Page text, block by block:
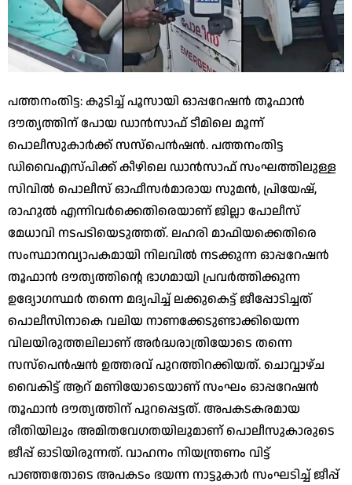
പത്തനംതിട്ട: കുടിച്ച് പൂസായി ഓപ്പറേഷന്‍ തൂഫാന്‍
ദൗത്യത്തിന് പോയ ഡാന്‍സാഫ് ടീമിലെ മൂന്ന്
പൊലീസുകാര്‍ക്ക് സസ്‌പെന്‍ഷന്‍. പത്തനംതിട്ട
ഡിവൈഎസ്പിക്ക് കീഴിലെ ഡാന്‍സാഫ് സംഘത്തിലുള്ള
സിവില്‍ പൊലീസ് ഓഫീസര്‍മാരായ സുമന്‍, പ്രിയേഷ്,
രാഹുല്‍ എന്നിവര്‍ക്കെതിരെയാണ് ജില്ലാ പോലീസ്
മേധാവി നടപടിയെടുത്തത്. ലഹരി മാഫിയക്കെതിരെ
സംസ്ഥാനവ്യാപകമായി നിലവില്‍ നടക്കുന്ന ഓപ്പറേഷന്‍
തൂഫാന്‍ ദൗത്യത്തിന്റെ ഭാഗമായി പ്രവര്‍ത്തിക്കുന്ന
ഉദ്യോഗസ്ഥര്‍ തന്നെ മദ്യപിച്ച് ലക്കുകെട്ട് ജീപ്പോടിച്ചത്
പൊലീസിനാകെ വലിയ നാണക്കേടുണ്ടാക്കിയെന്ന
വിലയിരുത്തലിലാണ് അര്‍ദ്ധരാത്രിയോടെ തന്നെ
സസ്‌പെന്‍ഷന്‍ ഉത്തരവ് പുറത്തിറക്കിയത്. ചൊവ്വാഴ്ച
വൈകിട്ട് ആറ് മണിയോടെയാണ് സംഘം ഓപ്പറേഷന്‍
തൂഫാന്‍ ദൗത്യത്തിന് പുറപ്പെട്ടത്. അപകടകരമായ
രീതിയിലും അമിതവേഗതയിലുമാണ് പൊലീസുകാരുടെ
ജീപ്പ് ഓടിയിരുന്നത്. വാഹനം നിയന്ത്രണം വിട്ട്
പാഞ്ഞതോടെ അപകടം ഭയന്ന നാട്ടുകാര്‍ സംഘടിച്ച് ജീപ്പ്